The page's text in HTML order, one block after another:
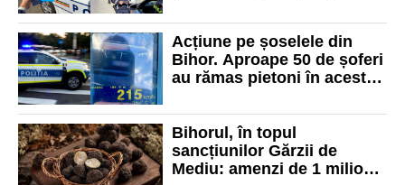
trenului
Acțiune pe șoselele din
Bihor. Aproape 50 de șoferi
au rămas pietoni în acest
Bihorul, în topul
sancțiunilor Gărzii de
Mediu: amenzi de 1 milion